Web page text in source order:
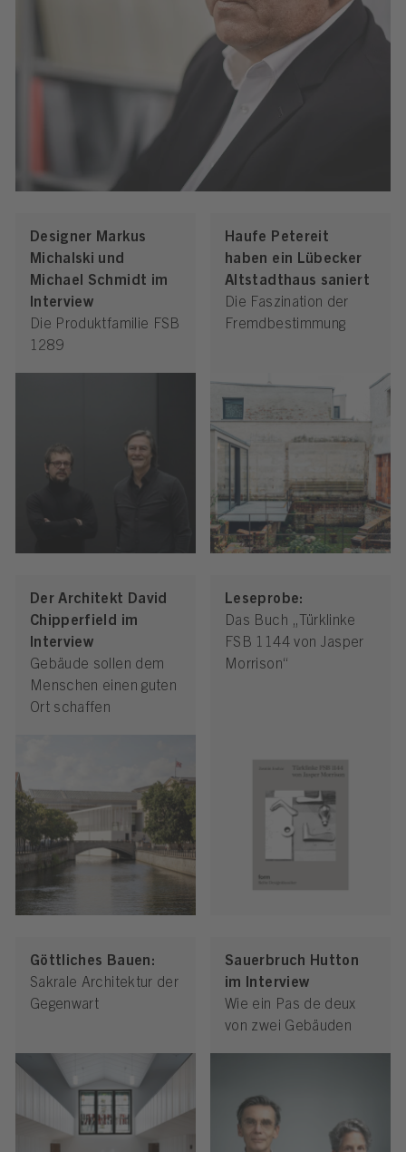
Designer Markus
Michalski und
Michael Schmidt im
Interview
Die Produktfamilie FSB
1289
Haufe Petereit
haben ein Lübecker
Altstadthaus saniert
Die Faszination der
Fremdbestimmung
Der Architekt David
Chipperfield im
Interview
Gebäude sollen dem
Menschen einen guten
Ort schaffen
Leseprobe:
Das Buch „Türklinke
FSB 1144 von Jasper
Morrison“
Göttliches Bauen:
Sakrale Architektur der
Gegenwart
Sauerbruch Hutton
im Interview
Wie ein Pas de deux
von zwei Gebäuden